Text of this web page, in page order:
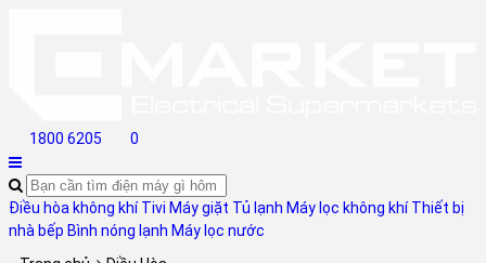
1800 6205 0
Điều hòa không khí Tivi Máy giặt Tủ lạnh Máy lọc không khí Thiết bị
nhà bếp Bình nóng lạnh Máy lọc nước